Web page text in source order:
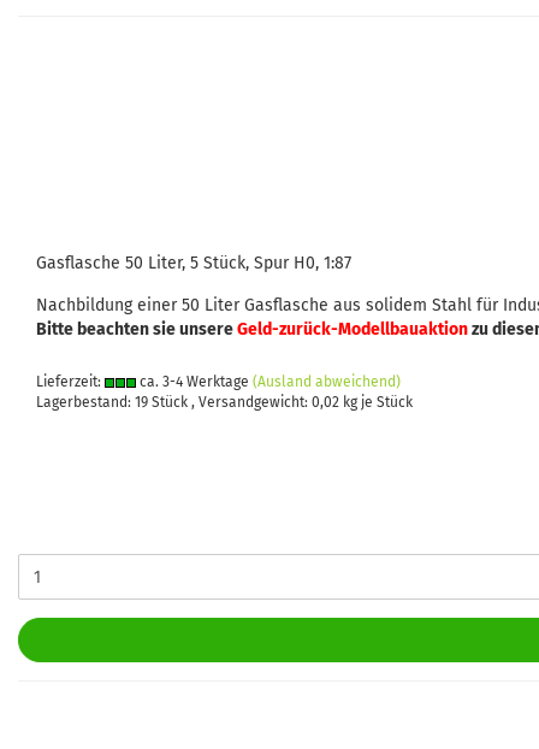
Gasflasche 50 Liter, 5 Stück, Spur H0, 1:87
Nachbildung einer 50 Liter Gasflasche aus solidem Stahl für
Bitte beachten sie unsereGeld-zurück-Modellbauaktionzu
Lieferzeit: ca. 3-4 Werktage (Ausland abweichend)
Lagerbestand: 19 Stück , Versandgewicht: 0,02 kg je Stück